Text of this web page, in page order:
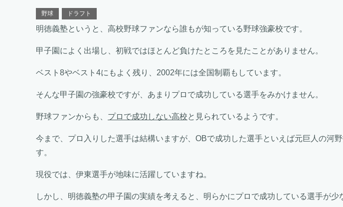
野球 ドラフト
明徳義塾というと、高校野球ファンなら誰もが知っている野球強豪校です。
甲子園によく出場し、初戦ではほとんど負けたところを見たことがありません。
ベスト8やベスト4にもよく残り、2002年には全国制覇もしています。
そんな甲子園の強豪校ですが、あまりプロで成功している選手をみかけません。
野球ファンからも、 プロで成功しない高校と見られているようです。
今まで、プロ入りした選手は結構いますが、OBで成功した選手といえば元巨人の河
す。
現役では、伊東選手が地味に活躍していますね。
しかし、明徳義塾の甲子園の実績を考えると、明らかにプロで成功している選手が少